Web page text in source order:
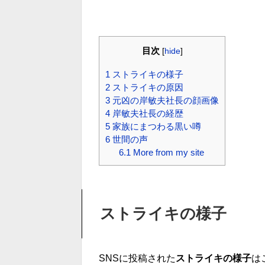
目次 [hide]
1 ストライキの様子
2 ストライキの原因
3 元凶の岸敏夫社長の顔画像
4 岸敏夫社長の経歴
5 家族にまつわる黒い噂
6 世間の声
6.1 More from my site
ストライキの様子
SNSに投稿された ストライキの様子は